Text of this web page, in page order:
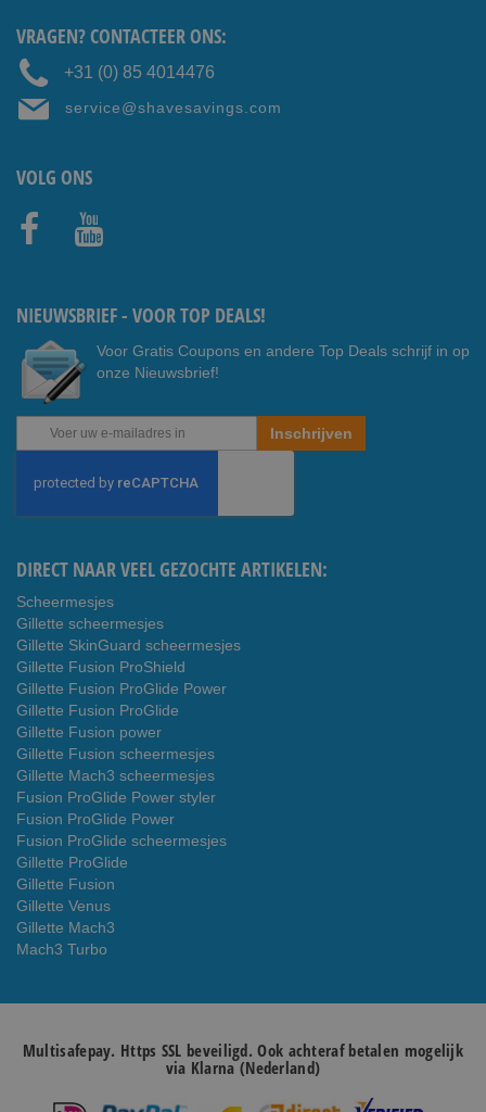
VRAGEN? CONTACTEER ONS:
+31 (0) 85 4014476
service@shavesavings.com
VOLG ONS
NIEUWSBRIEF - VOOR TOP DEALS!
Voor Gratis Coupons en andere Top Deals schrijf in op
onze Nieuwsbrief!
Abonneer
u
onze
nieuwsbrief
Inschrijven
DIRECT NAAR VEEL GEZOCHTE ARTIKELEN:
Scheermesjes
Gillette scheermesjes
Gillette SkinGuard scheermesjes
Gillette Fusion ProShield
Gillette Fusion ProGlide Power
Gillette Fusion ProGlide
Gillette Fusion power
Gillette Fusion scheermesjes
Gillette Mach3 scheermesjes
Fusion ProGlide Power styler
Fusion ProGlide Power
Fusion ProGlide scheermesjes
Gillette ProGlide
Gillette Fusion
Gillette Venus
Gillette Mach3
Mach3 Turbo
Multisafepay. Https SSL beveiligd. Ook achteraf betalen mogelijk
via Klarna (Nederland)